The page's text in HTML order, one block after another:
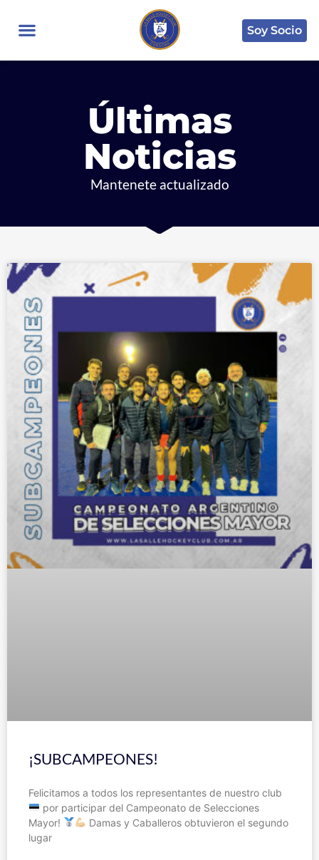
Soy Socio
Últimas
Noticias
Mantenete actualizado
¡SUBCAMPEONES!
Felicitamos a todos los representantes de nuestro club
por participar del Campeonato de Selecciones
Mayor!
Damas y Caballeros obtuvieron el segundo
lugar